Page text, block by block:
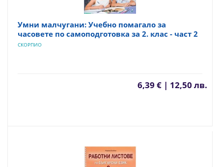
Умни малчугани: Учебно помагало за
часовете по самоподготовка за 2. клас - част 2
СКОРПИО
6,39 € | 12,50 лв.